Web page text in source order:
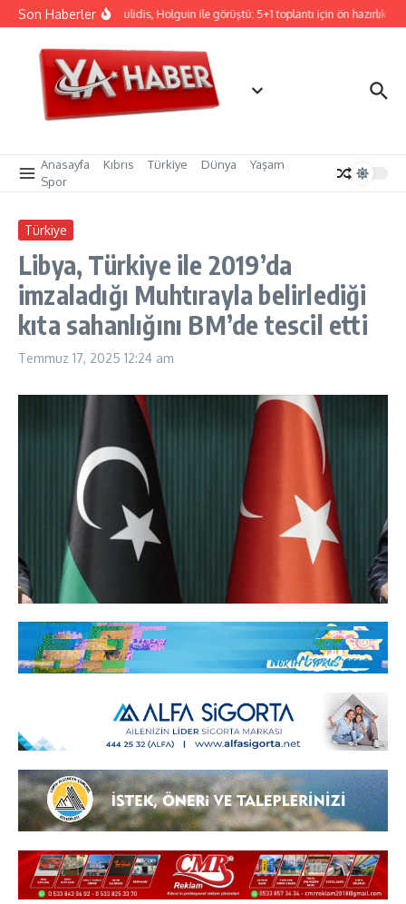
İçeriğe atla
Son HaberlerHristodulidis, Holguin ile görüştü: 5+1 toplantı için ön hazırlık
Anasayfa Kıbrıs Türkiye Dünya
Yaşam
Spor
Türkiye
Libya, Türkiye ile 2019’da
imzaladığı Muhtırayla belirlediği
kıta sahanlığını BM’de tescil etti
Temmuz 17, 2025 12:24 am